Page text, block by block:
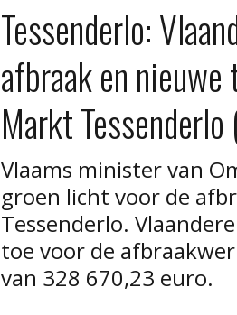
Tessenderlo:
afbraak en
Markt
Vlaams minister van
groen licht voor de
Tessenderlo.
toe voor de
van 328 670,23 euro.